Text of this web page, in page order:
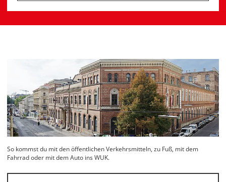
So kommst du mit den öffentlichen Verkehrsmitteln, zu Fuß, mit dem
Fahrrad oder mit dem Auto ins WUK.